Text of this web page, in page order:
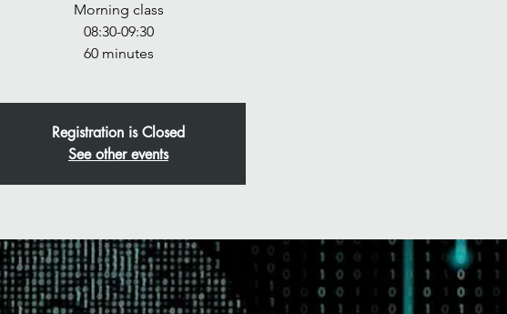
Morning class
08:30-09:30
Registration is Closed
See other events